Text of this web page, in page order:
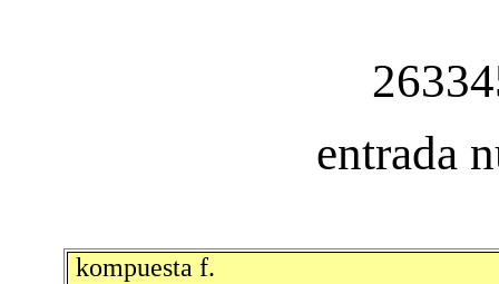
entrada
kompuesta f.